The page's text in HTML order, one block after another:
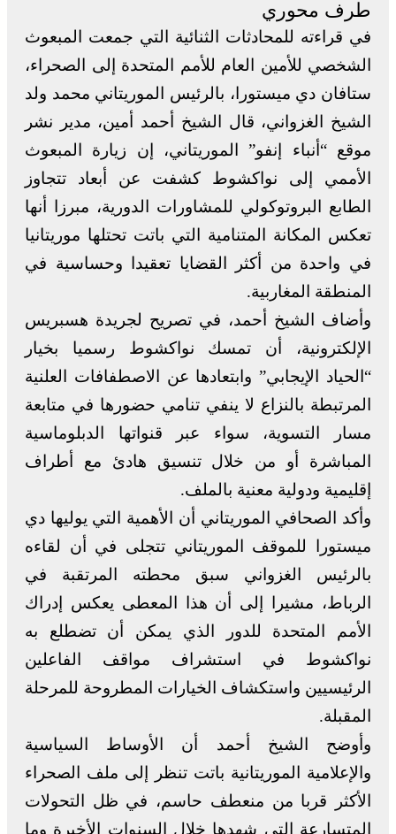
طرف محوري
في قراءته للمحادثات الثنائية التي جمعت المبعوث
الشخصي للأمين العام للأمم المتحدة إلى الصحراء،
ستافان دي ميستورا، بالرئيس الموريتاني محمد ولد
الشيخ الغزواني، قال الشيخ أحمد أمين، مدير نشر
موقع “أنباء إنفو” الموريتاني، إن زيارة المبعوث
الأممي إلى نواكشوط كشفت عن أبعاد تتجاوز
الطابع البروتوكولي للمشاورات الدورية، مبرزا أنها
تعكس المكانة المتنامية التي باتت تحتلها موريتانيا
في واحدة من أكثر القضايا تعقيدا وحساسية في
المنطقة المغاربية.
وأضاف الشيخ أحمد، في تصريح لجريدة هسبريس
الإلكترونية، أن تمسك نواكشوط رسميا بخيار
“الحياد الإيجابي” وابتعادها عن الاصطفافات العلنية
المرتبطة بالنزاع لا ينفي تنامي حضورها في متابعة
مسار التسوية، سواء عبر قنواتها الدبلوماسية
المباشرة أو من خلال تنسيق هادئ مع أطراف
إقليمية ودولية معنية بالملف.
وأكد الصحافي الموريتاني أن الأهمية التي يوليها دي
ميستورا للموقف الموريتاني تتجلى في أن لقاءه
بالرئيس الغزواني سبق محطته المرتقبة في
الرباط، مشيرا إلى أن هذا المعطى يعكس إدراك
الأمم المتحدة للدور الذي يمكن أن تضطلع به
نواكشوط في استشراف مواقف الفاعلين
الرئيسيين واستكشاف الخيارات المطروحة للمرحلة
المقبلة.
وأوضح الشيخ أحمد أن الأوساط السياسية
والإعلامية الموريتانية باتت تنظر إلى ملف الصحراء
الأكثر قربا من منعطف حاسم، في ظل التحولات
المتسارعة التي شهدها خلال السنوات الأخيرة وما